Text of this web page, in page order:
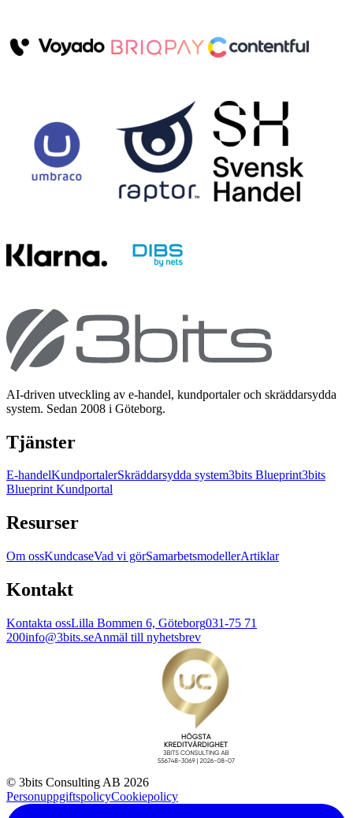
AI-driven utveckling av e-handel, kundportaler och skräddarsydda
system. Sedan 2008 i Göteborg.
Tjänster
E-handelKundportalerSkräddarsydda system3bits Blueprint3bits
Blueprint Kundportal
Resurser
Om ossKundcaseVad vi görSamarbetsmodellerArtiklar
Kontakt
Kontakta ossLilla Bommen 6, Göteborg031-75 71
200info@3bits.seAnmäl till nyhetsbrev
© 3bits Consulting AB 2026
PersonuppgiftspolicyCookiepolicy